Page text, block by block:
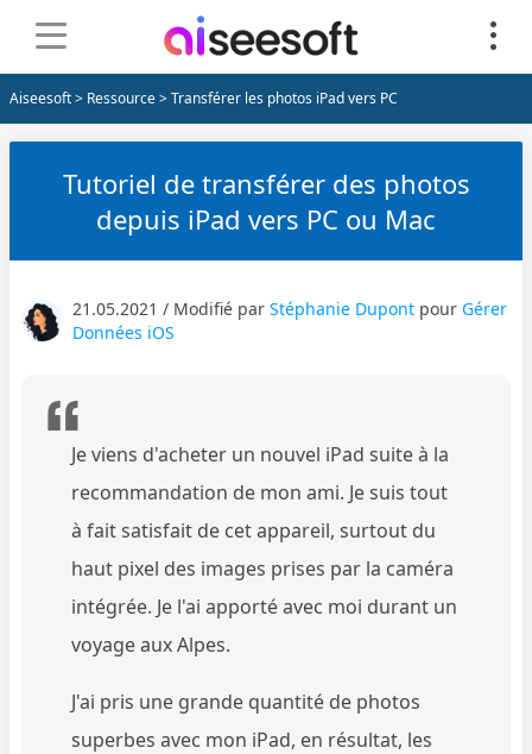
Aiseesoft> Ressource> Transférer les photos iPad vers PC
Tutoriel de transférer des photos
depuis iPad vers PC ou Mac
21.05.2021 / Modifié parStéphanie Dupont pourGérer
Données iOS
Je viens d'acheter un nouvel iPad suite à la
recommandation de mon ami. Je suis tout
à fait satisfait de cet appareil, surtout du
haut pixel des images prises par la caméra
intégrée. Je l'ai apporté avec moi durant un
voyage aux Alpes.
J'ai pris une grande quantité de photos
superbes avec mon iPad, en résultat, les